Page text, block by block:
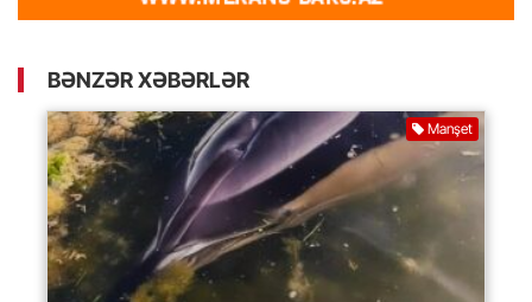
BƏNZƏR XƏBƏRLƏR
Manşet